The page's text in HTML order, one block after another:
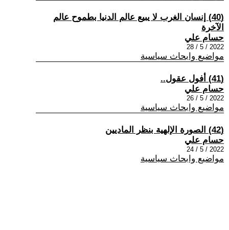
(40) إنسان الغرب لا يبيع عالم الدنيا بطموح عالم
الآخرة
حسام علي
2022 / 5 / 28
مواضيع وابحاث سياسية
(41) أفول عقول..
حسام علي
2022 / 5 / 26
مواضيع وابحاث سياسية
(42) الصورة الإلهية بنظر الماديين
حسام علي
2022 / 5 / 24
مواضيع وابحاث سياسية